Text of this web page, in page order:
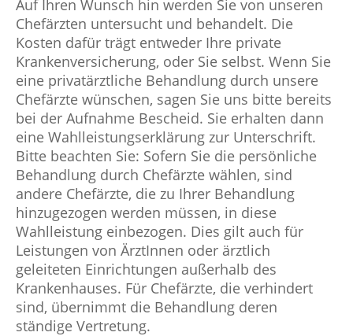
Auf Ihren Wunsch hin werden Sie von unseren
Chefärzten untersucht und behandelt. Die
Kosten dafür trägt entweder Ihre private
Krankenversicherung, oder Sie selbst. Wenn Sie
eine privatärztliche Behandlung durch unsere
Chefärzte wünschen, sagen Sie uns bitte bereits
bei der Aufnahme Bescheid. Sie erhalten dann
eine Wahlleistungserklärung zur Unterschrift.
Bitte beachten Sie: Sofern Sie die persönliche
Behandlung durch Chefärzte wählen, sind
andere Chefärzte, die zu Ihrer Behandlung
hinzugezogen werden müssen, in diese
Wahlleistung einbezogen. Dies gilt auch für
Leistungen von ÄrztInnen oder ärztlich
geleiteten Einrichtungen außerhalb des
Krankenhauses. Für Chefärzte, die verhindert
sind, übernimmt die Behandlung deren
ständige Vertretung.